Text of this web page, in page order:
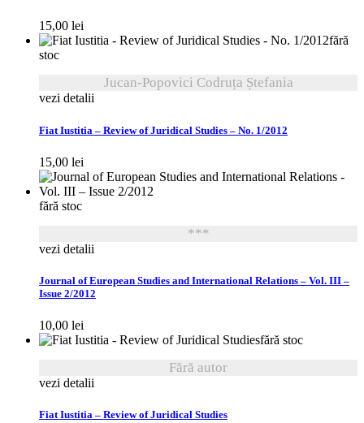
15,00 lei
fără
stoc
Jucan-Popovici Codruța Ștefania
vezi detalii
Fiat Iustitia – Review of Juridical Studies – No. 1/2012
15,00 lei
fără stoc
***
vezi detalii
Journal of European Studies and International Relations – Vol. III –
Issue 2/2012
10,00 lei
fără stoc
Fără autor
vezi detalii
Fiat Iustitia – Review of Juridical Studies